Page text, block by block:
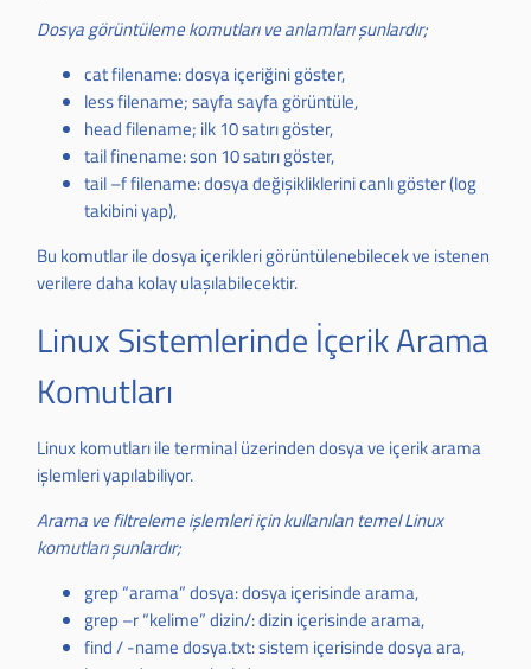
Dosya görüntüleme komutları ve anlamları şunlardır;
cat filename: dosya içeriğini göster,
less filename; sayfa sayfa görüntüle,
head filename; ilk 10 satırı göster,
tail finename: son 10 satırı göster,
tail –f filename: dosya değişikliklerini canlı göster (log
takibini yap),
Bu komutlar ile dosya içerikleri görüntülenebilecek ve istenen
verilere daha kolay ulaşılabilecektir.
Linux Sistemlerinde İçerik Arama
Komutları
Linux komutları ile terminal üzerinden dosya ve içerik arama
işlemleri yapılabiliyor.
Arama ve filtreleme işlemleri için kullanılan temel Linux
komutları şunlardır;
grep “arama” dosya: dosya içerisinde arama,
grep –r “kelime” dizin/: dizin içerisinde arama,
find / -name dosya.txt: sistem içerisinde dosya ara,